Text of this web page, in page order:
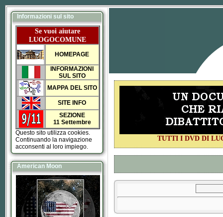
Informazioni sul sito
Se vuoi aiutare
LUOGOCOMUNE
HOMEPAGE
INFORMAZIONI
SUL SITO
MAPPA DEL SITO
SITE INFO
SEZIONE
11 Settembre
Questo sito utilizza cookies.
Continuando la navigazione
acconsenti al loro impiego.
American Moon
TUTTI I DVD DI